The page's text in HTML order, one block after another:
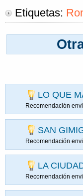
Etiquetas:
LO QUE
Recomendación
SAN
Recomendación
LA
Recomendación